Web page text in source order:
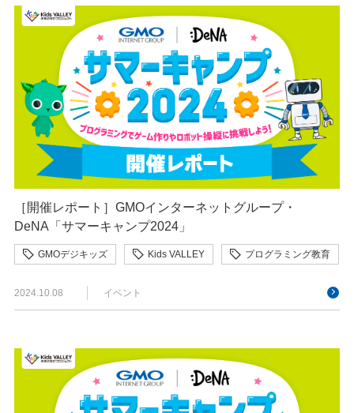
［開催レポート］GMOインターネットグループ・
DeNA「サマーキャンプ2024」
GMOデジキッズ Kids VALLEY プログラミング教育
2024.10.08 イベント